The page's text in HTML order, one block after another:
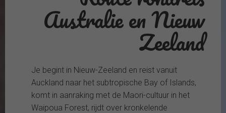
Australie en Nieuw
Zeeland
Je begint in Nieuw-Zeeland en reist vanuit
Auckland naar het subtropische Bay of Islands,
komt in aanraking met de Maori-cultuur in het
Waipoua Forest, rijdt over kronkelende